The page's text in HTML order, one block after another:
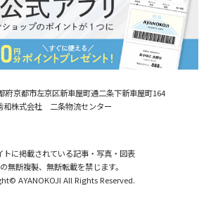
府京都市左京区新車屋町通二条下新車屋町164
和株式会社 二条物流センター
トに掲載されている記事・写真・図表
無断複製、無断転載を禁じます。
AYANOKOJI All Rights Reserved.